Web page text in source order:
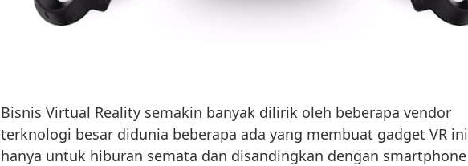
Bisnis Virtual Reality semakin banyak dilirik oleh beberapa vendor
terknologi besar didunia beberapa ada yang membuat gadget VR ini
hanya untuk hiburan semata dan disandingkan dengan smartphone